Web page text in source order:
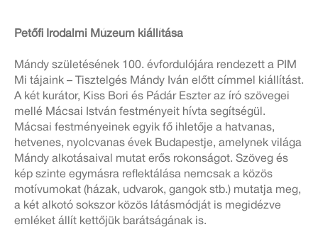
Petőfi Irodalmi Múzeum kiállítása
Mándy születésének 100. évfordulójára rendezett a PIM
Mi tájaink – Tisztelgés Mándy Iván előtt címmel kiállítást.
A két kurátor, Kiss Bori és Pádár Eszter az író szövegei
mellé Mácsai István festményeit hívta segítségül.
Mácsai festményeinek egyik fő ihletője a hatvanas,
hetvenes, nyolcvanas évek Budapestje, amelynek világa
Mándy alkotásaival mutat erős rokonságot. Szöveg és
kép szinte egymásra reflektálása nemcsak a közös
motívumokat (házak, udvarok, gangok stb.) mutatja meg,
a két alkotó sokszor közös látásmódját is megidézve
emléket állít kettőjük barátságának is.